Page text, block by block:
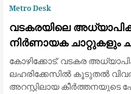
നാലുവയസ്സുകാരൻ ഉൾപ്പെടെ
സാധാരണക്കാരെയും
Metro Desk
വടകരയിലെ
നിർണായക
സംഘത്തിന് ലഭിച്ചു
കോഴിക്കോട്: വടകര
ലഹരിക്കേസില്‍ കൂടുതല്‍
അറസ്റ്റിലായ കീര്‍ത്തനയുടെ